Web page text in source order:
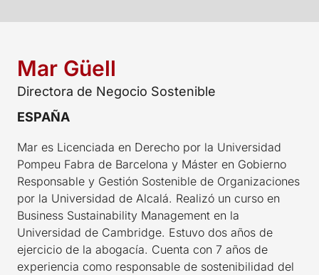
Mar Güell
Directora de Negocio Sostenible
ESPAÑA
Mar es Licenciada en Derecho por la Universidad
Pompeu Fabra de Barcelona y Máster en Gobierno
Responsable y Gestión Sostenible de Organizaciones
por la Universidad de Alcalá. Realizó un curso en
Business Sustainability Management en la
Universidad de Cambridge. Estuvo dos años de
ejercicio de la abogacía. Cuenta con 7 años de
experiencia como responsable de sostenibilidad del